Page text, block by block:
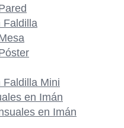
Faldilla
Faldilla Mini
en Imán
en Imán